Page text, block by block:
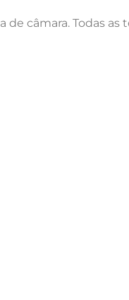
câmara. Todas as